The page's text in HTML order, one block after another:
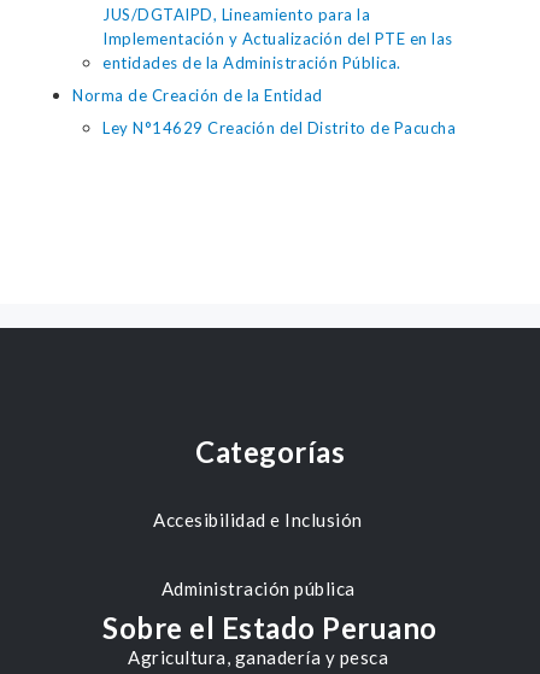
JUS/DGTAIPD, Lineamiento para la
Implementación y Actualización del PTE en las
entidades de la Administración Pública.
Norma de Creación de la Entidad
Ley N°14629 Creación del Distrito de Pacucha
Categorías
Accesibilidad e Inclusión
Administración pública
Agricultura, ganadería y pesca
Sobre el Estado Peruano